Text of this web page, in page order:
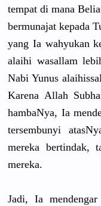
tempat di mana
bermunajat kepada
yang Ia wahyukan
alaihi wasallam
Nabi Yunus
Karena Allah
hambaNya, Ia
tersembunyi
mereka bertindak,
mereka.
Jadi, Ia